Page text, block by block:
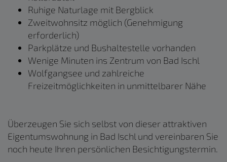
Ruhige Naturlage mit Bergblick
Zweitwohnsitz möglich (Genehmigung
erforderlich)
Parkplätze und Bushaltestelle vorhanden
Wenige Minuten ins Zentrum von Bad Ischl
Wolfgangsee und zahlreiche
Freizeitmöglichkeiten in unmittelbarer Nähe
Überzeugen Sie sich selbst von dieser attraktiven
Eigentumswohnung in Bad Ischl und vereinbaren Sie
noch heute Ihren persönlichen Besichtigungstermin.